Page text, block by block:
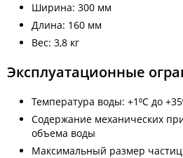
Ширина: 300 мм
Длина: 160 мм
Вес: 3,8 кг
Эксплуатационные
Температура воды: +1⁰С до
Содержание механических
объема воды
Максимальный размер